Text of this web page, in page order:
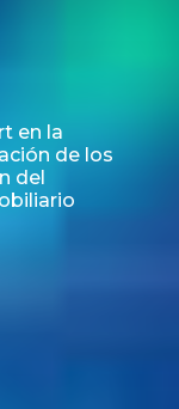
de los libros
Aires